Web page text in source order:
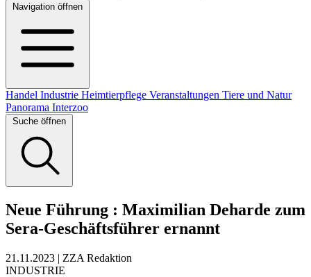
Navigation öffnen
Handel Industrie Heimtierpflege Veranstaltungen Tiere und Natur
Panorama Interzoo
Suche öffnen
Neue Führung : Maximilian Deharde zum
Sera-Geschäftsführer ernannt
21.11.2023 | ZZA Redaktion
INDUSTRIE